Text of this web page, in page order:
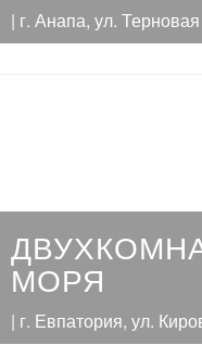
| г. Анапа, ул.
МОРЯ
| г. Евпатория, ул.